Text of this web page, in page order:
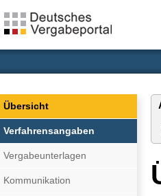
Übersicht
Verfahrensangaben
Vergabeunterlagen
Kommunikation